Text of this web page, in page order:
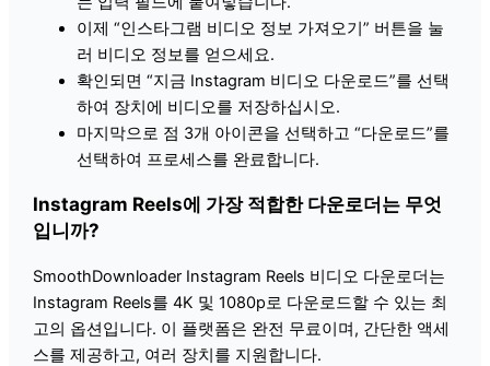
이제 “인스타그램 비디오 정보 가져오기” 버튼을 눌
러 비디오 정보를 얻으세요.
확인되면 “지금 Instagram 비디오 다운로드”를 선택
하여 장치에 비디오를 저장하십시오.
마지막으로 점 3개 아이콘을 선택하고 “다운로드”를
선택하여 프로세스를 완료합니다.
Instagram Reels에 가장 적합한 다운로더는 무엇
입니까?
SmoothDownloader Instagram Reels 비디오 다운로더는
Instagram Reels를 4K 및 1080p로 다운로드할 수 있는 최
고의 옵션입니다. 이 플랫폼은 완전 무료이며, 간단한 액세
스를 제공하고, 여러 장치를 지원합니다.